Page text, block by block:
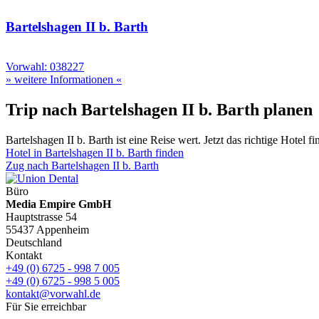
Bartelshagen II b. Barth
Vorwahl: 038227
» weitere Informationen «
Trip nach Bartelshagen II b. Barth planen
Bartelshagen II b. Barth ist eine Reise wert. Jetzt das richtige Hotel
Hotel in Bartelshagen II b. Barth finden
Zug nach Bartelshagen II b. Barth
Büro
Media Empire GmbH
Hauptstrasse 54
55437 Appenheim
Deutschland
Kontakt
+49 (0) 6725 - 998 7 005
+49 (0) 6725 - 998 5 005
kontakt@vorwahl.de
Für Sie erreichbar